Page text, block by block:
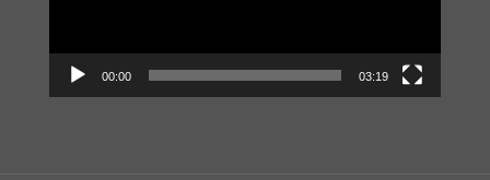
00:00 03:19